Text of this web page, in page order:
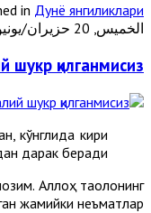
in Дунё янгиликлари
الخميس, 20 حزيران/يونيو 2024 00:00
қилганмисиз?
кўнглида кири
дарак беради!
Аллоҳ таолонинг
жамийки неъматлар.